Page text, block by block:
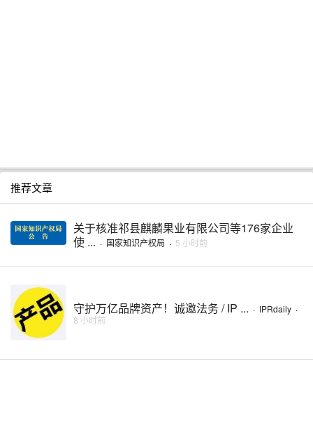
推荐文章
关于核准祁县麒麟果业有限公司等176家企业
使 ... · 国家知识产权局 · 5 小时前
守护万亿品牌资产！诚邀法务 / IP ... · IPRdaily ·
8 小时前